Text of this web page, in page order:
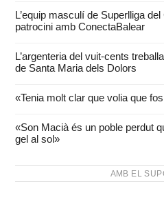
L’equip masculí de Superlliga
patrocini amb ConectaBalear
L’argenteria del vuit-cents
de Santa Maria dels Dolors
«Tenia molt clar que volia que
«Son Macià és un poble perdut
gel al sol»
AMB EL